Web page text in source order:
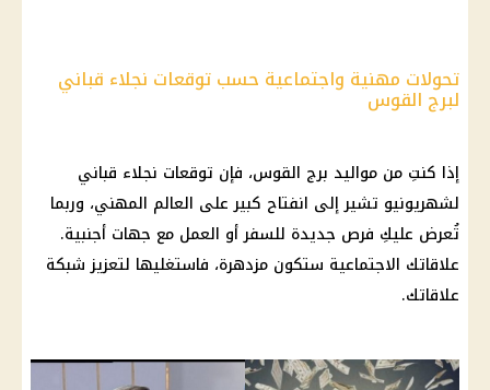
تحولات مهنية واجتماعية حسب توقعات نجلاء قباني
لبرج القوس
إذا كنتِ من مواليد برج القوس، فإن توقعات نجلاء قباني
لشهريونيو تشير إلى انفتاح كبير على العالم المهني، وربما
تُعرض عليكِ فرص جديدة للسفر أو العمل مع جهات أجنبية.
علاقاتك الاجتماعية ستكون مزدهرة، فاستغليها لتعزيز شبكة
علاقاتك.